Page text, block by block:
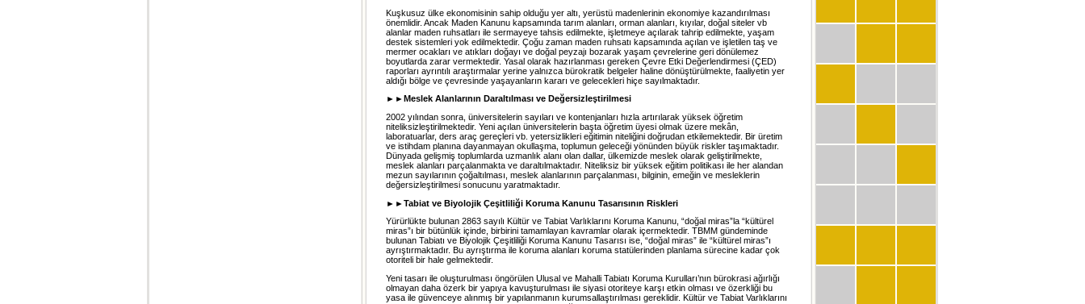
Kuşkusuz ülke ekonomisinin sahip olduğu yer altı, yerüstü madenlerinin ekonomiye kazandırılması
önemlidir. Ancak Maden Kanunu kapsamında tarım alanları, orman alanları, kıyılar, doğal siteler vb
alanlar maden ruhsatları ile sermayeye tahsis edilmekte, işletmeye açılarak tahrip edilmekte, yaşam
destek sistemleri yok edilmektedir. Çoğu zaman maden ruhsatı kapsamında açılan ve işletilen taş ve
mermer ocakları ve atıkları doğayı ve doğal peyzajı bozarak yaşam çevrelerine geri dönülemez
boyutlarda zarar vermektedir. Yasal olarak hazırlanması gereken Çevre Etki Değerlendirmesi (ÇED)
raporları ayrıntılı araştırmalar yerine yalnızca bürokratik belgeler haline dönüştürülmekte, faaliyetin yer
aldığı bölge ve çevresinde yaşayanların kararı ve gelecekleri hiçe sayılmaktadır.
►►Meslek Alanlarının Daraltılması ve Değersizleştirilmesi
2002 yılından sonra, üniversitelerin sayıları ve kontenjanları hızla artırılarak yüksek öğretim
niteliksizleştirilmektedir. Yeni açılan üniversitelerin başta öğretim üyesi olmak üzere mekân,
laboratuarlar, ders araç gereçleri vb. yetersizlikleri eğitimin niteliğini doğrudan etkilemektedir. Bir üretim
ve istihdam planına dayanmayan okullaşma, toplumun geleceği yönünden büyük riskler taşımaktadır.
Dünyada gelişmiş toplumlarda uzmanlık alanı olan dallar, ülkemizde meslek olarak geliştirilmekte,
meslek alanları parçalanmakta ve daraltılmaktadır. Niteliksiz bir yüksek eğitim politikası ile her alandan
mezun sayılarının çoğaltılması, meslek alanlarının parçalanması, bilginin, emeğin ve mesleklerin
değersizleştirilmesi sonucunu yaratmaktadır.
►►Tabiat ve Biyolojik Çeşitliliği Koruma Kanunu Tasarısının Riskleri
Yürürlükte bulunan 2863 sayılı Kültür ve Tabiat Varlıklarını Koruma Kanunu, “doğal miras”la “kültürel
miras”ı bir bütünlük içinde, birbirini tamamlayan kavramlar olarak içermektedir. TBMM gündeminde
bulunan Tabiatı ve Biyolojik Çeşitliliği Koruma Kanunu Tasarısı ise, “doğal miras” ile “kültürel miras”ı
ayrıştırmaktadır. Bu ayrıştırma ile koruma alanları koruma statülerinden planlama sürecine kadar çok
otoriteli bir hale gelmektedir.
Yeni tasarı ile oluşturulması öngörülen Ulusal ve Mahalli Tabiatı Koruma Kurulları’nın bürokrasi ağırlığı
olmayan daha özerk bir yapıya kavuşturulması ile siyasi otoriteye karşı etkin olması ve özerkliği bu
yasa ile güvenceye alınmış bir yapılanmanın kurumsallaştırılması gereklidir. Kültür ve Tabiat Varlıklarını